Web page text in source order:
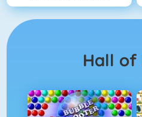
Hall of